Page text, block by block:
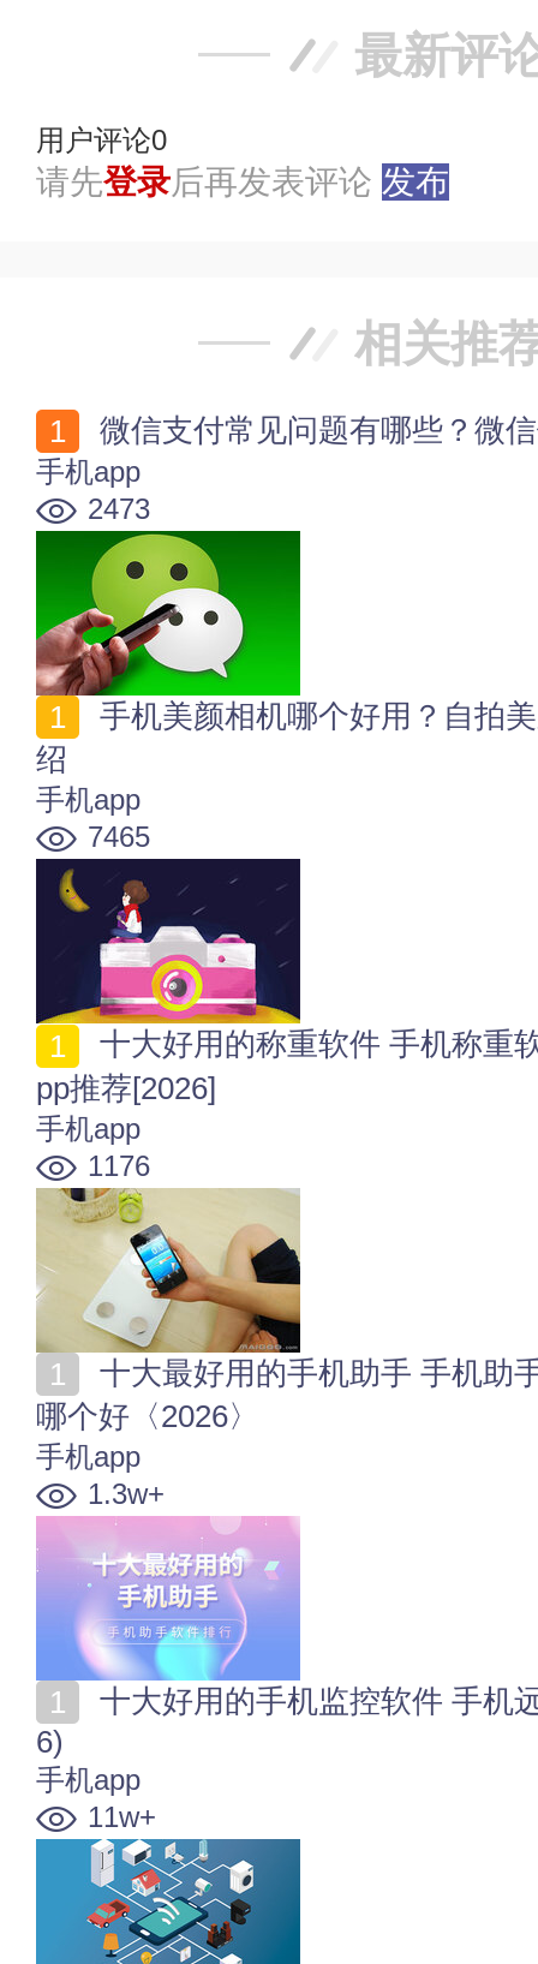
最新评
用户评论0
请先登录后再发表评论 发布
相关推
微信支付常见问题有哪些？微
手机app
2473
绍
手机app
7465
pp推荐[2026]
手机app
1176
哪个好〈2026〉
手机app
1.3w+
6)
手机app
11w+